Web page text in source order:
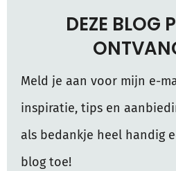
DEZE BLOG
Meld je aan voor mijn e-
inspiratie, tips en
als bedankje heel handig
blog toe!